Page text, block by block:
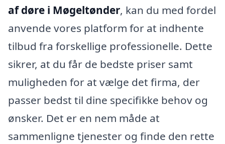
af døre i Møgeltønder, kan du med fordel
anvende vores platform for at indhente
tilbud fra forskellige professionelle. Dette
sikrer, at du får de bedste priser samt
muligheden for at vælge det firma, der
passer bedst til dine specifikke behov og
ønsker. Det er en nem måde at
sammenligne tjenester og finde den rette